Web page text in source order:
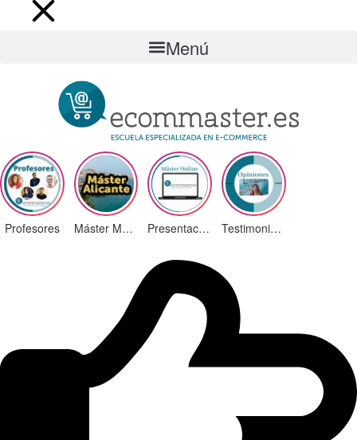
Menú
Profesores Máster Marketing Digital en Alicante Presentación ¡Nuevas Ediciones! Testimonios Alumnos